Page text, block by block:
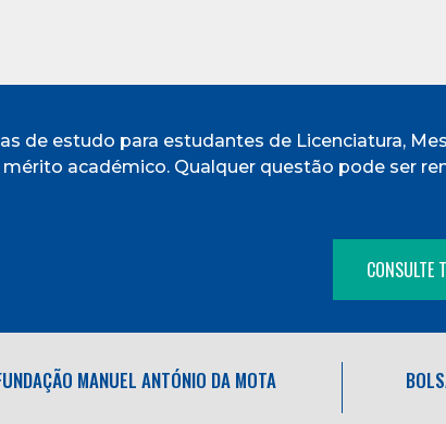
de estudo para estudantes de Licenciatura,
académico. Qualquer questão pode ser
CONSULTE
MANUEL ANTÓNIO DA MOTA